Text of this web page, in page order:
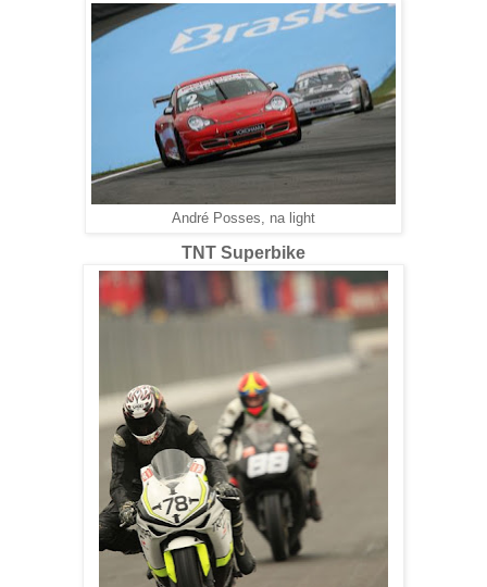
André Posses, na light
TNT Superbike